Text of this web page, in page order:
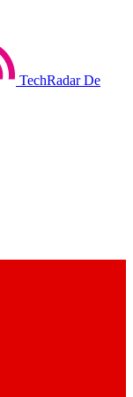
TechRadar De